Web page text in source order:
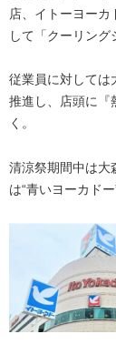
店、イトーヨーカ
して「クーリング
従業員に対しては
推進し、店頭に
く。
清涼祭期間中は大
は“青いヨーカド